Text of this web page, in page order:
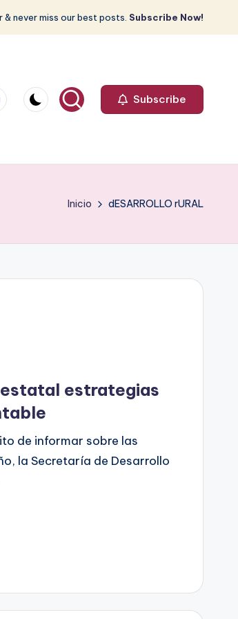
never miss our best posts. Subscribe Now!
Subscribe
Inicio dESARROLLO rURAL
estrategias
de informar sobre las
la Secretaría de Desarrollo